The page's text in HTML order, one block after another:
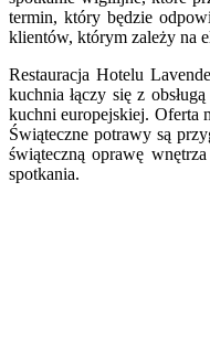
termin, który będzie
klientów, którym zależy na
Restauracja Hotelu
kuchnia łączy się z
kuchni europejskiej. Oferta
Świąteczne potrawy są
świąteczną oprawę
spotkania.